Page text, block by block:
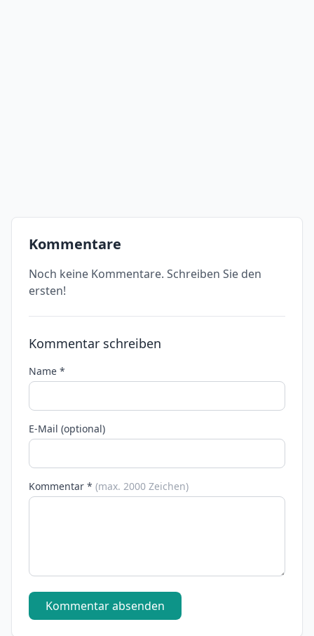
Kommentare
Noch keine Kommentare. Schreiben Sie den
ersten!
Kommentar schreiben
Name *
E-Mail (optional)
Kommentar * (max. 2000 Zeichen)
Kommentar absenden